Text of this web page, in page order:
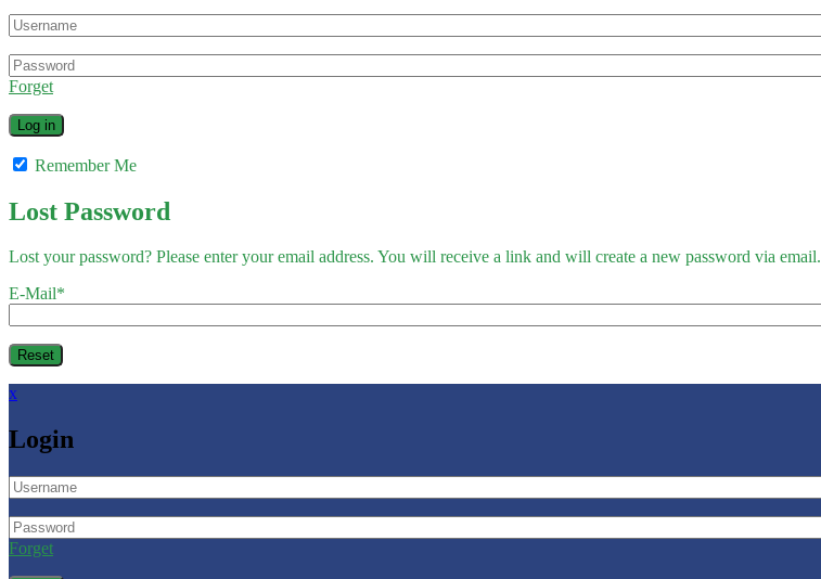
Forget
Remember Me
Lost Password
Lost your password? Please enter your email address. You will receive a link and will create a new password via email.
E-Mail*
x
Login
Forget